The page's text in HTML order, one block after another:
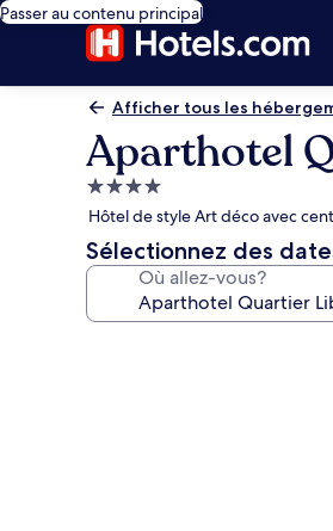
Passer au contenu principal
Afficher tous les
Aparthotel
Hébergement
4.0 étoiles
Hôtel de style Art déco avec
Sélectionnez des
Où allez-vous?